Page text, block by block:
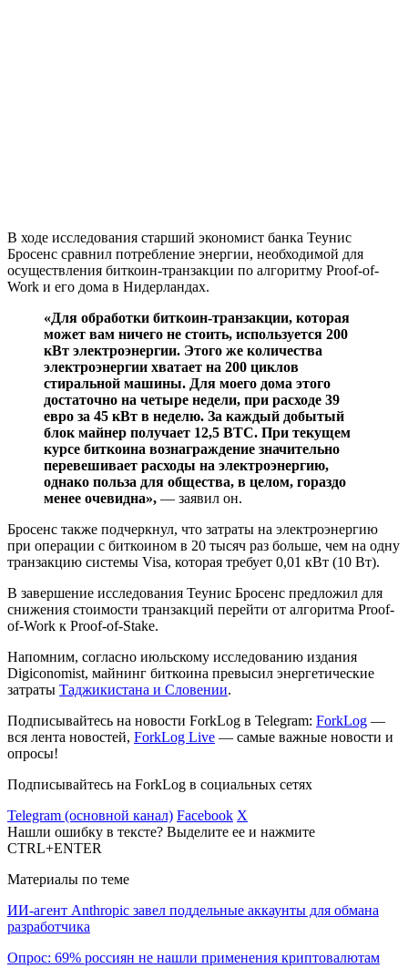
В ходе исследования старший экономист банка Теунис
Бросенс сравнил потребление энергии, необходимой для
осуществления биткоин-транзакции по алгоритму Proof-of-
Work и его дома в Нидерландах.
«Для обработки биткоин-транзакции, которая
может вам ничего не стоить, используется 200
кВт электроэнергии. Этого же количества
электроэнергии хватает на 200 циклов
стиральной машины. Для моего дома этого
достаточно на четыре недели, при расходе 39
евро за 45 кВт в неделю. За каждый добытый
блок майнер получает 12,5 ВТС. При текущем
курсе биткоина вознаграждение значительно
перевешивает расходы на электроэнергию,
однако польза для общества, в целом, гораздо
менее очевидна», — заявил он.
Бросенс также подчеркнул, что затраты на электроэнергию
при операции с биткоином в 20 тысяч раз больше, чем на одну
транзакцию системы Visa, которая требует 0,01 кВт (10 Вт).
В завершение исследования Теунис Бросенс предложил для
снижения стоимости транзакций перейти от алгоритма Proof-
of-Work к Proof-of-Stake.
Напомним, согласно июльскому исследованию издания
Digiconomist, майнинг биткоина превысил энергетические
затраты Таджикистана и Словении.
Подписывайтесь на новости ForkLog в Telegram: ForkLog —
вся лента новостей, ForkLog Live — самые важные новости и
опросы!
Подписывайтесь на ForkLog в социальных сетях
Telegram (основной канал) Facebook X
Нашли ошибку в тексте? Выделите ее и нажмите
CTRL+ENTER
Материалы по теме
ИИ-агент Anthropic завел поддельные аккаунты для обмана
разработчика
Опрос: 69% россиян не нашли применения криптовалютам